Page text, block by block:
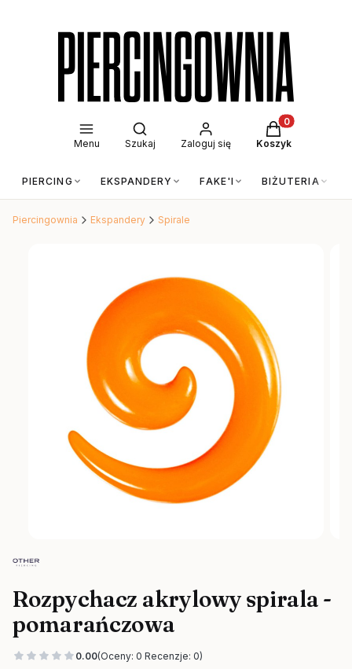
Menu
Otwórz wyszukiwarkę
Szukaj Zaloguj się
Produkty w
Koszyk
PIERCING EKSPANDERY FAKE'I BIŻUTERIA
Piercingownia Ekspandery Spirale
Rozpychacz akrylowy spirala -
pomarańczowa
0.00(Oceny: 0 Recenzje: 0)